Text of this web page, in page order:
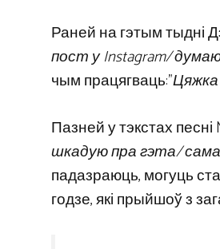
Раней на гэтым тыдні
пост у Instagram/
чым працягваць:”Цяжка
Пазней у тэкстах песні
шкадую пра гэта/
падазраюць, могуць
годзе, які прыйшоў з